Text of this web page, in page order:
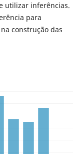
utilizar inferências.
para
construção das